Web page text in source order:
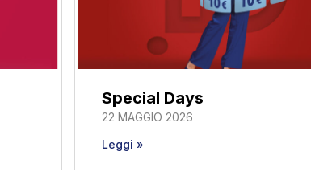
Special Days
22 MAGGIO 2026
Leggi »